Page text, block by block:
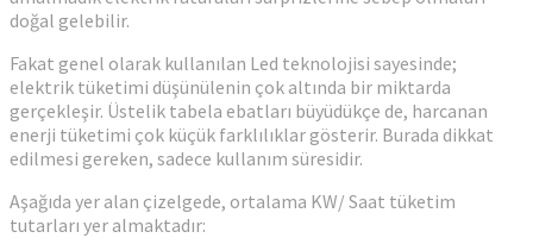
doğal gelebilir.
Fakat genel olarak kullanılan Led teknolojisi sayesinde;
elektrik tüketimi düşünülenin çok altında bir miktarda
gerçekleşir. Üstelik tabela ebatları büyüdükçe de, harcanan
enerji tüketimi çok küçük farklılıklar gösterir. Burada dikkat
edilmesi gereken, sadece kullanım süresidir.
Aşağıda yer alan çizelgede, ortalama KW/ Saat tüketim
tutarları yer almaktadır: